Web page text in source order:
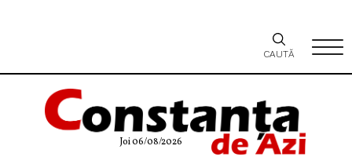
Joi 06/08/2026
CAUTĂ